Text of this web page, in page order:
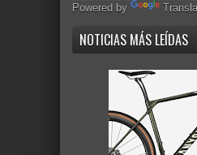
Powered by
NOTICIAS MÁS LEÍDAS